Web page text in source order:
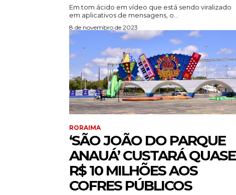
Em tom ácido em vídeo que está sendo viralizado
em aplicativos de mensagens, o...
8 de novembro de 2023
RORAIMA
‘SÃO JOÃO DO PARQUE
ANAUÁ’ CUSTARÁ QUASE
R$ 10 MILHÕES AOS
COFRES PÚBLICOS